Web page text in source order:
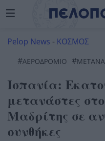
Pelop News - ΚΟΣΜΟΣ
#ΑΕΡΟΔΡΌΜΙΟ #
Ισπανία:
μετανάστες
Μαδρίτης σε
συνθήκες